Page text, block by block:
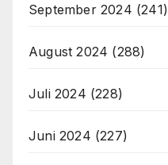
September 2024 (241)
August 2024 (288)
Juli 2024 (228)
Juni 2024 (227)